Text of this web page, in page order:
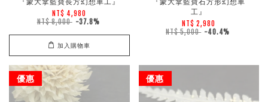
NT$ 4,980
NT$ 8,000 -37.8%
加入購物車
工』
NT$ 2,980
NT$ 5,000 -40.4%
優惠 優惠